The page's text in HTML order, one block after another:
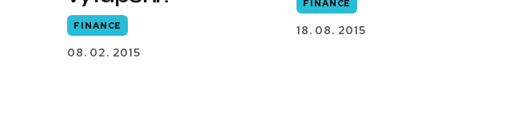
FINANCE
08. 02. 2015
FINANCE
18. 08. 2015